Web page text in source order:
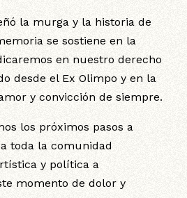
la murga y la historia de
se sostiene en la
en nuestro derecho
desde el Ex Olimpo y en la
y convicción de siempre.
los próximos pasos a
toda la comunidad
y política a
momento de dolor y